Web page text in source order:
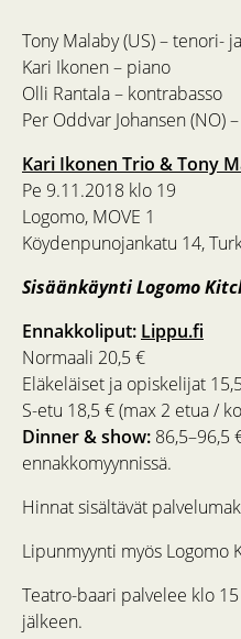
Tony Malaby (US) – tenori-
Kari Ikonen – piano
Olli Rantala – kontrabasso
Per Oddvar Johansen (NO)
Kari Ikonen Trio & Tony
Pe 9.11.2018 klo 19
Logomo, MOVE 1
Köydenpunojankatu 14,
Sisäänkäynti Logomo
Ennakkoliput: Lippu.fi
Normaali 20,5 €
Eläkeläiset ja opiskelijat
S-etu 18,5 € (max 2 etua /
Dinner & show: 86,5–96,5
ennakkomyynnissä.
Hinnat sisältävät
Lipunmyynti myös Logomo
Teatro-baari palvelee klo
jälkeen.